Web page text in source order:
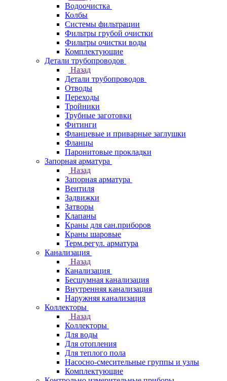
Водоочистка
Колбы
Системы фильтрации
Фильтры грубой очистки
Фильтры очистки воды
Комплектующие
Детали трубопроводов
Назад
Детали трубопроводов
Отводы
Переходы
Тройники
Трубные заготовки
Фитинги
Фланцевые и приварные заглушки
Фланцы
Паронитовые прокладки
Запорная арматура
Назад
Запорная арматура
Вентиля
Задвижки
Затворы
Клапаны
Краны для сан.приборов
Краны шаровые
Терм.регул. арматура
Канализация
Назад
Канализация
Бесшумная канализация
Внутренняя канализация
Наружняя канализация
Коллекторы
Назад
Коллекторы
Для воды
Для отопления
Для теплого пола
Насосно-смесительные группы и узлы
Комплектующие